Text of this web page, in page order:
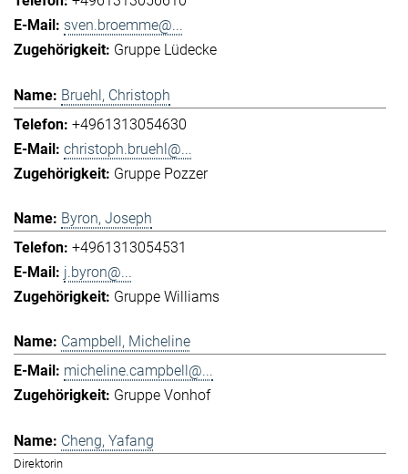
sven.broemme@...
Gruppe Lüdecke
Bruehl, Christoph
+4961313054630
christoph.bruehl@...
Gruppe Pozzer
Byron, Joseph
+4961313054531
j.byron@...
Gruppe Williams
Campbell, Micheline
micheline.campbell@...
Gruppe Vonhof
Cheng, Yafang
Direktorin